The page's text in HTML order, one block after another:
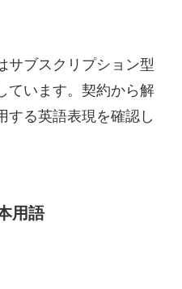
サブスクリプション型
ています。契約から解
する英語表現を確認し
用語